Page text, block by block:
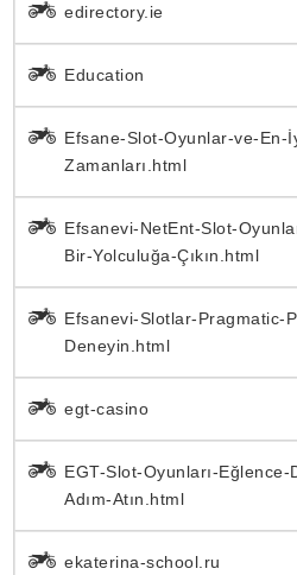
edirectory.ie
Education
Efsane-Slot-Oyunlar-ve-En-
Zamanları.html
Efsanevi-NetEnt-Slot-
Bir-Yolculuğa-Çıkın.html
Efsanevi-Slotlar-Pragmatic-
Deneyin.html
egt-casino
EGT-Slot-Oyunları-
Adım-Atın.html
ekaterina-school.ru